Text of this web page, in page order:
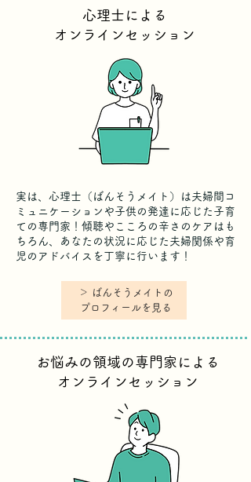
心理士による
オンラインセッション
実は、心理士（ばんそうメイト）は夫婦間コ
ミュニケーションや子供の発達に応じた子育
ての専門家！傾聴やこころの辛さのケアはも
ちろん、あなたの状況に応じた夫婦関係や育
児のアドバイスを丁寧に行います！
​＞ ばんそうメイトの
プロフィールを見る​
お悩みの領域の専門家による
オンラインセッション